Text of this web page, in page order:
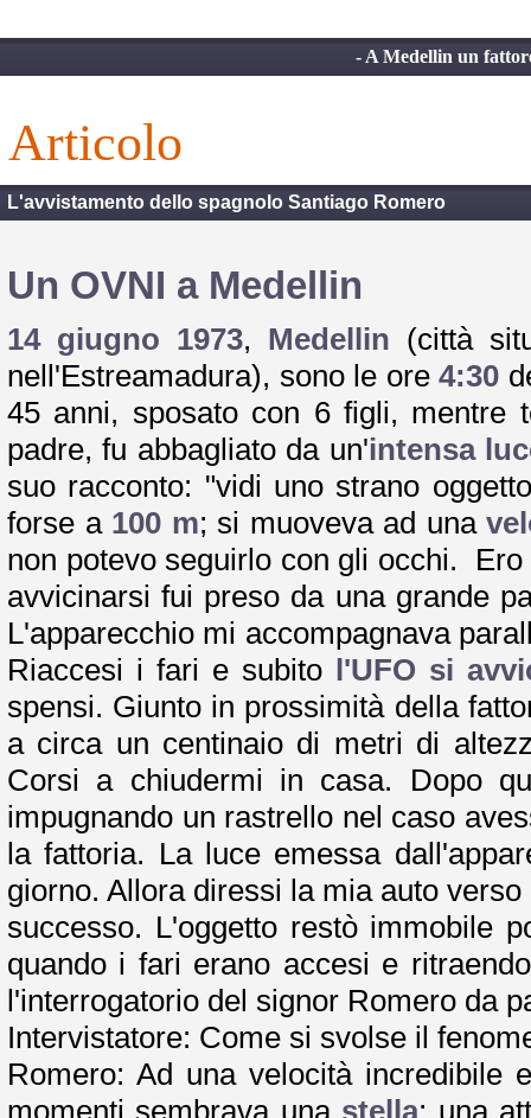
- A Medellin un
articolo
L'avvistamento dello spagnolo Santiago Romero
Un OVNI a Medellin
14 giugno 1973, Medellin (città
nell'Estreamadura), sono le ore4:30
45 anni, sposato con 6 figli, mentre
padre, fu abbagliato da un'intensa
suo racconto: "vidi uno strano
forse a 100 m; si muoveva ad una
non potevo seguirlo con gli occhi.
avvicinarsi fui preso da una grande
L'apparecchio mi accompagnava
Riaccesi i fari e subito l'UFO si
spensi. Giunto in prossimità della
a circa un centinaio di metri di
Corsi a chiudermi in casa. Dopo
impugnando un rastrello nel caso
la fattoria. La luce emessa
giorno. Allora diressi la mia auto
successo. L'oggetto restò immobile
quando i fari erano accesi e
l'interrogatorio del signor Romero da
Intervistatore: Come si svolse il
Romero: Ad una velocità incredibile
momenti sembrava una stella; una